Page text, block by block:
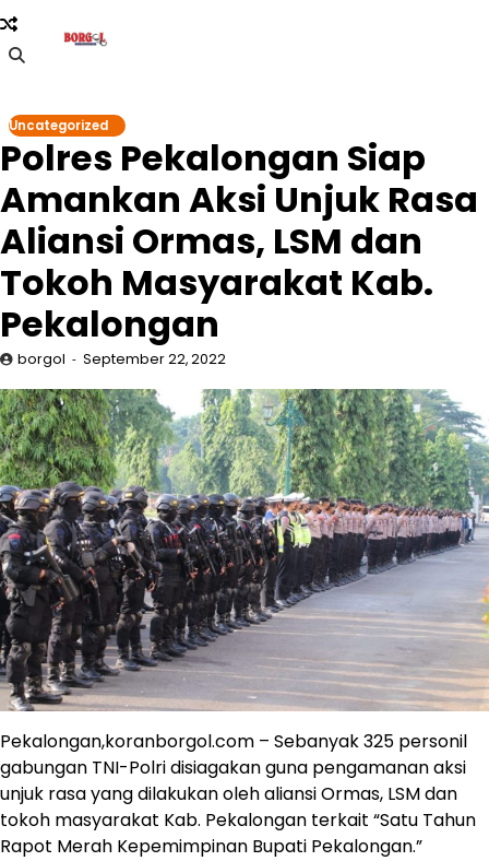
Skip
to
content
Uncategorized
Polres Pekalongan Siap
Amankan Aksi Unjuk Rasa
Aliansi Ormas, LSM dan
Tokoh Masyarakat Kab.
Pekalongan
borgol September 22, 2022
Pekalongan,koranborgol.com – Sebanyak 325 personil
gabungan TNI-Polri disiagakan guna pengamanan aksi
unjuk rasa yang dilakukan oleh aliansi Ormas, LSM dan
tokoh masyarakat Kab. Pekalongan terkait “Satu Tahun
Rapot Merah Kepemimpinan Bupati Pekalongan.”